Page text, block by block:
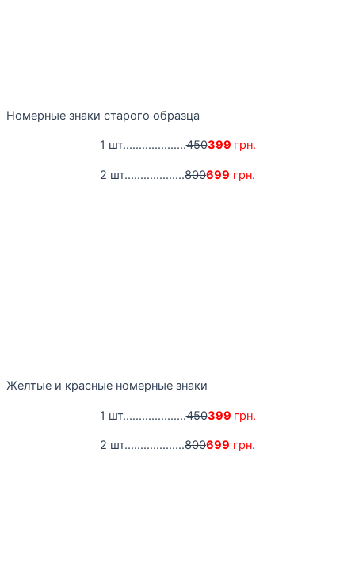
Номерные знаки старого образца
1 шт....................450399 грн.
2 шт...................800699 грн.
Желтые и красные номерные знаки
1 шт....................450399 грн.
2 шт...................800699 грн.